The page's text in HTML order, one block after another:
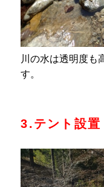
川の水は透明度も
す。
3.テント設置